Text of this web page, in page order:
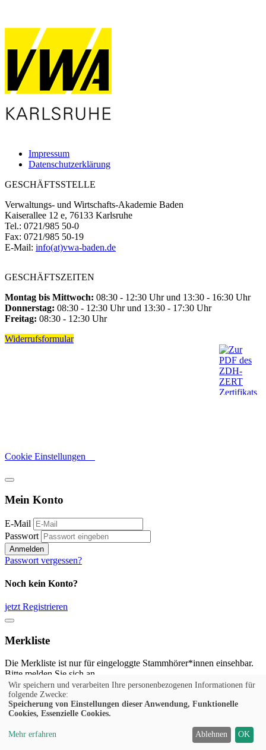
Impressum
Datenschutzerklärung
GESCHÄFTSSTELLE
Verwaltungs- und Wirtschafts-Akademie Baden
Kaiserallee 12 e, 76133 Karlsruhe
Tel.: 0721/985 50-0
Fax: 0721/985 50-19
E-Mail: info(at)vwa-baden.de
GESCHÄFTSZEITEN
Montag bis Mittwoch: 08:30 - 12:30 Uhr und 13:30 - 16:30 Uhr
Donnerstag: 08:30 - 12:30 Uhr und 13:30 - 17:30 Uhr
Freitag: 08:30 - 12:30 Uhr
Widerrufsformular
Cookie Einstellungen
Mein Konto
E-Mail
Passwort
Anmelden
Passwort vergessen?
Noch kein Konto?
jetzt Registrieren
Merkliste
Die Merkliste ist nur für eingeloggte Stammhörer*innen einsehbar.
Bitte melden Sie sich an.
Anmelden
Noch kein Konto?
Wir speichern und verarbeiten Ihre personenbezogenen Informationen für
folgende Zwecke:
Speicherung von Einstellungen dieser Anwendung, Funktionelle
Cookies, Essenzielle Cookies.
Mehr erfahren Ablehnen OK